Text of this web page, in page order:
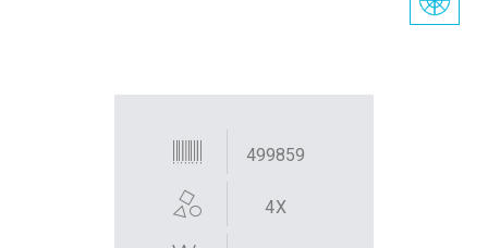
499859
4X